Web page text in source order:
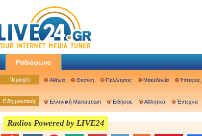
Ραδιόφωνο
Περιοχές Αθήνα Θεσ/κη Πελ/νησος Μακεδονία Ήπειρος
Είδη μουσικής Ελληνική Mainstream Ειδήσεις Αθλητικά Έντεχνα
Radios Powered by LIVE24